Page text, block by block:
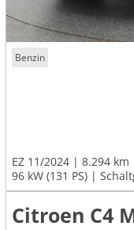
Benzin
EZ 11/2024
8.294 km
96 kW (131 PS)
Citroen C4